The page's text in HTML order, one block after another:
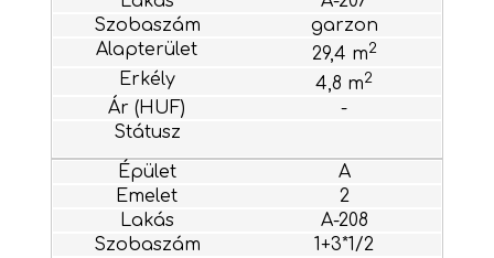
garzon
29,4 m2
4,8 m2
-
A
2
A-208
1+3*1/2